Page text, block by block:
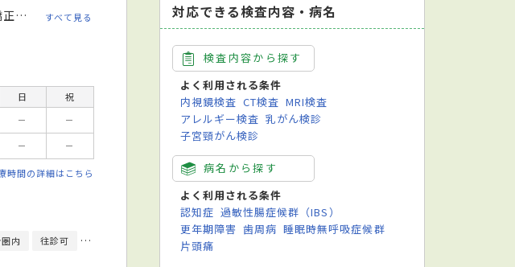
歯科 すべて見る
日
祝
－
－
－ －
時間の詳細はこちら
内 往診可 クレジットカード対応 英語対応可
対応できる検査内容・病名
検査内容から探す
よく利用される条件
内視鏡検査 CT検査 MRI検査
アレルギー検査 乳がん検診
子宮頸がん検診
病名から探す
よく利用される条件
認知症 過敏性腸症候群（IBS）
更年期障害 歯周病 睡眠時無呼吸症候群
片頭痛